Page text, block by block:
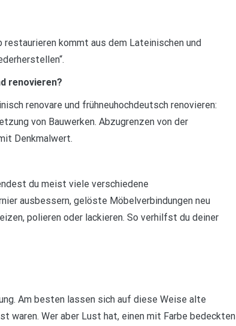
kommt aus dem Lateinischen und
renovieren?
renovare und frühneuhochdeutsch renovieren:
von Bauwerken. Abzugrenzen von der
Denkmalwert.
du meist viele verschiedene
ausbessern, gelöste Möbelverbindungen neu
polieren oder lackieren. So verhilfst du deiner
Am besten lassen sich auf diese Weise alte
waren. Wer aber Lust hat, einen mit Farbe bedeckten